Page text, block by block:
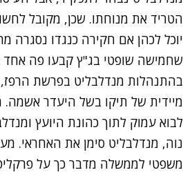
הטריד את מנוחתו. שכן, מקובל
יוכל לכהן אם חקירה כנגדו נסגרה
שחמישה שופטי בג"ץ קבעו פה
בהתנהלות מנדלבליט בפרשת הרפז,
מיידית של תיקו בשל היעדר אשמה.
לבוא עמוק לתוך כהונת היועץ
נוה, מנדלבליט סימן את האחראי.
משפטי לממשלה מדבר כך על